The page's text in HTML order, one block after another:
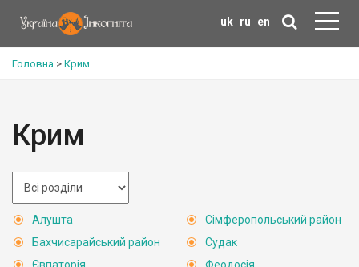
uk ru en
Головна > Крим
Крим
Алушта
Бахчисарайський район
Сімферопольський район
Судак